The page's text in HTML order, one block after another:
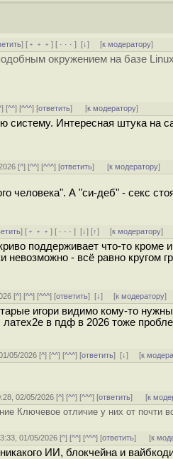
] [ ﹢﹢﹢] [ · · ·][↓] [к модератору]
окружением на базе Linux
] [^^] [^^^] [ответить] [к модератору]
систему. Интересная штука на
[^] [^^] [^^^] [ответить] [к модератору]
человека". А "си-деб" - секс
] [ ﹢﹢﹢] [ · · ·][↓] [↑] [к модератору]
поддерживает что-то кроме
невозможно - всё равно
[^] [^^] [^^^] [ответить][↓] [к модератору]
игори видимо кому-то
латех2е в пдф в 2026 тоже
05/2026 [^] [^^] [^^^] [ответить][↓] [к
02/05/2026 [^] [^^] [^^^] [ответить] [к
Ключевое отличие у них от почти
01/05/2026 [^] [^^] [^^^] [ответить] [к
ИИ, блокчейна и